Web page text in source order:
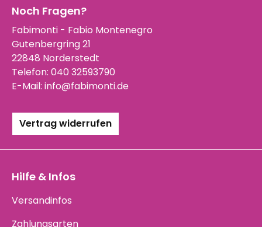
Noch Fragen?
Fabimonti - Fabio Montenegro
Gutenbergring 21
22848 Norderstedt
Telefon: 040 32593790
E-Mail: info@fabimonti.de
Vertrag widerrufen
Hilfe & Infos
Versandinfos
Zahlungsarten